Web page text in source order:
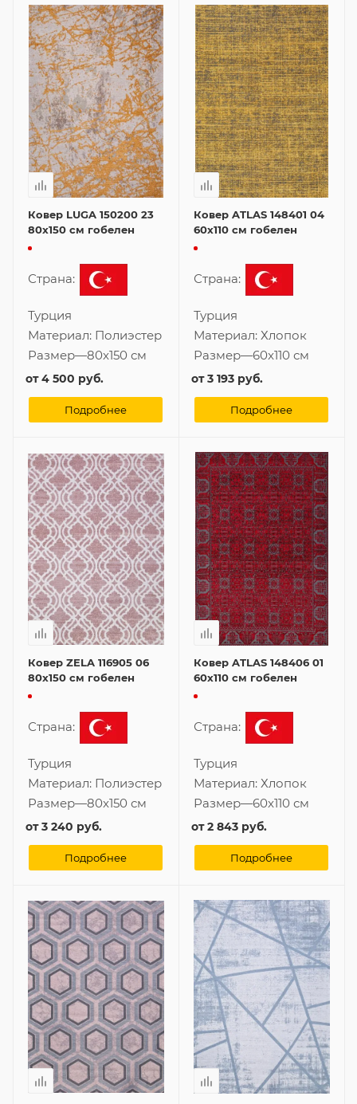
Ковер LUGA 150200 23
80x150 см гобелен
Страна:
Турция
Материал: Полиэстер
Размер—80x150 см
от4 500 руб.
Подробнее
Ковер ATLAS 148401 04
60x110 см гобелен
Страна:
Турция
Материал: Хлопок
Размер—60x110 см
от3 193 руб.
Подробнее
Ковер ZELA 116905 06
80x150 см гобелен
Страна:
Турция
Материал: Полиэстер
Размер—80x150 см
от3 240 руб.
Подробнее
Ковер ATLAS 148406 01
60x110 см гобелен
Страна:
Турция
Материал: Хлопок
Размер—60x110 см
от2 843 руб.
Подробнее